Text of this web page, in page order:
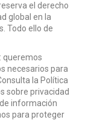
el derecho
global en la
Todo ello de
queremos
necesarios para
la Política
sobre privacidad
información
para proteger